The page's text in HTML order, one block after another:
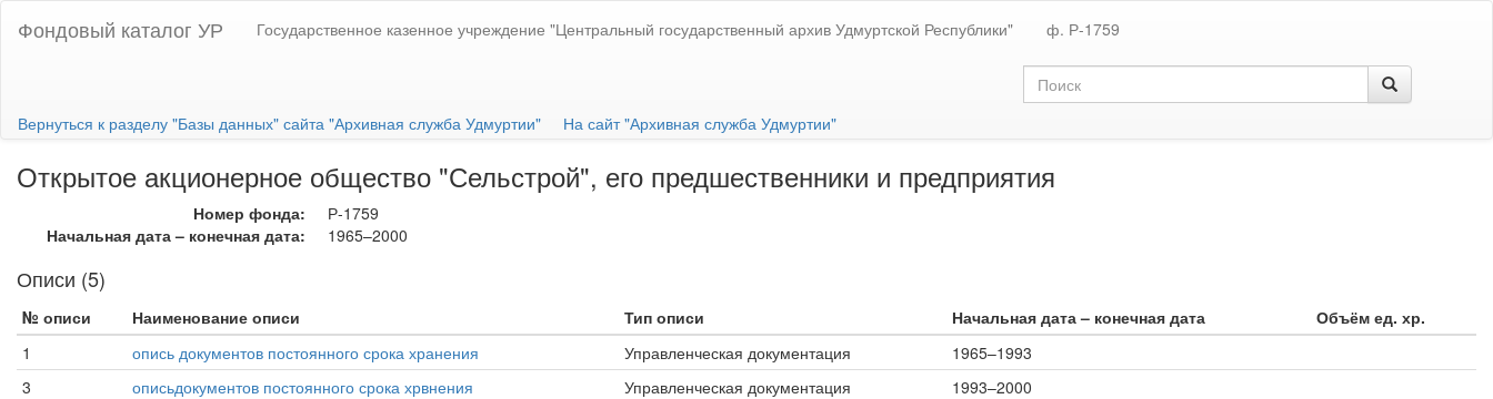
Фондовый каталог УР Государственное казенное учреждение "Центральный государственный архив Удмуртской Республики" ф. Р-1759
Вернуться к разделу "Базы данных" сайта "Архивная служба Удмуртии" На сайт "Архивная служба Удмуртии"
Открытое акционерное общество "Сельстрой", его предшественники и предприятия
Номер фонда:
Р-1759
Начальная дата – конечная дата:
1965–2000
Описи (5)
№ описи Наименование описи Тип описи Начальная дата – конечная дата
Объём ед. хр.
1
опись документов постоянного срока хранения Управленческая документация
1965–1993
3
описьдокументов постоянного срока хрвнения Управленческая документация
1993–2000